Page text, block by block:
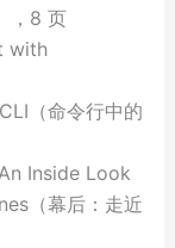
，8 页
with
（命令行中的
Inside Look
（幕后：走近